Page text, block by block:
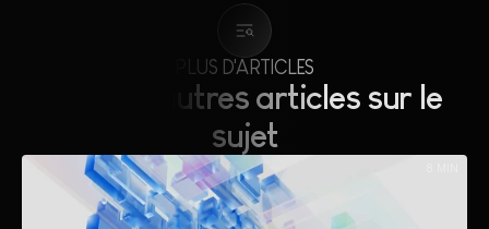
PLUS D'ARTICLES
Lire nos autres articles sur le
sujet